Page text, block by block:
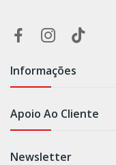
Informações
Apoio Ao Cliente
Newsletter